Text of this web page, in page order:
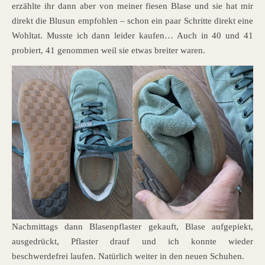
erzählte ihr dann aber von meiner fiesen Blase und sie hat mir
direkt die Blusun empfohlen – schon ein paar Schritte direkt eine
Wohltat. Musste ich dann leider kaufen… Auch in 40 und 41
probiert, 41 genommen weil sie etwas breiter waren.
Nachmittags dann Blasenpflaster gekauft, Blase aufgepiekt,
ausgedrückt, Pflaster drauf und ich konnte wieder
beschwerdefrei laufen. Natürlich weiter in den neuen Schuhen.